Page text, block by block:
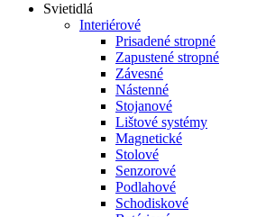
Svietidlá
Interiérové
Prisadené stropné
Zapustené stropné
Závesné
Nástenné
Stojanové
Lištové systémy
Magnetické
Stolové
Senzorové
Podlahové
Schodiskové